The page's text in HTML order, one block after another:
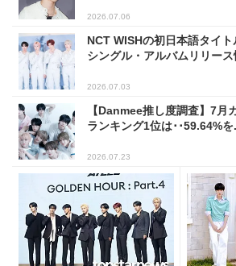
2026.07.06
NCT WISHの初日本語タイ
シングル・アルバムリリー
2026.07.03
【Danmee推し度調査】7月
ランキング1位は･･59.64%を
2026.07.23